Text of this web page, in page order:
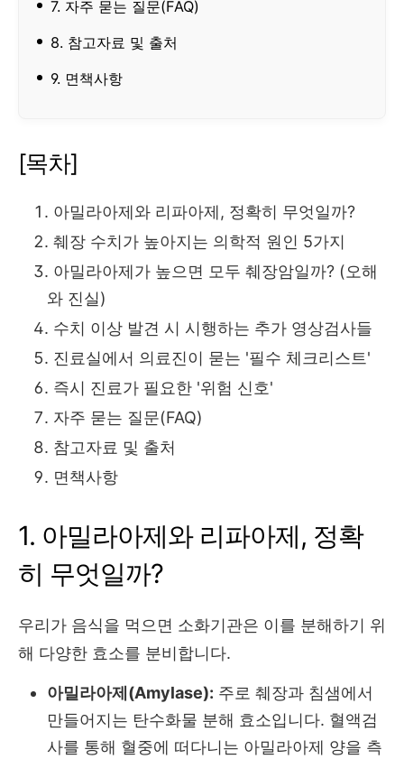
7. 자주 묻는 질문(FAQ)
8. 참고자료 및 출처
9. 면책사항
[목차]
아밀라아제와 리파아제, 정확히 무엇일까?
췌장 수치가 높아지는 의학적 원인 5가지
아밀라아제가 높으면 모두 췌장암일까? (오해
와 진실)
수치 이상 발견 시 시행하는 추가 영상검사들
진료실에서 의료진이 묻는 '필수 체크리스트'
즉시 진료가 필요한 '위험 신호'
자주 묻는 질문(FAQ)
참고자료 및 출처
면책사항
1. 아밀라아제와 리파아제, 정확
히 무엇일까?
우리가 음식을 먹으면 소화기관은 이를 분해하기 위
해 다양한 효소를 분비합니다.
아밀라아제(Amylase): 주로 췌장과 침샘에서
만들어지는 탄수화물 분해 효소입니다. 혈액검
사를 통해 혈중에 떠다니는 아밀라아제 양을 측